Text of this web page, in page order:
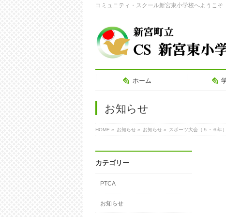
コミュニティ・スクール新宮東小学校へようこそ
ホーム
お知らせ
HOME » お知らせ » お知らせ » スポーツ大会（５・６年
カテゴリー
PTCA
お知らせ